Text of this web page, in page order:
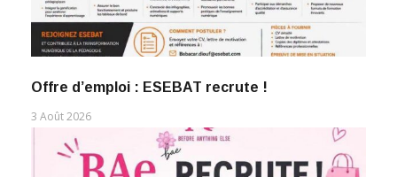
Offre d’emploi : ESEBAT recrute !
3 Août 2026